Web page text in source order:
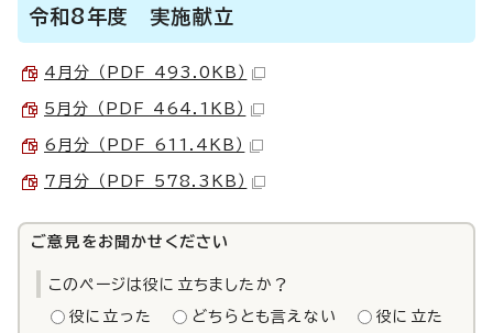
令和8年度 実施献立
4月分 （PDF 493.0KB）
5月分 （PDF 464.1KB）
6月分 （PDF 611.4KB）
7月分 （PDF 578.3KB）
ご意見をお聞かせください
このページは役に立ちましたか？
役に立った どちらとも言えない
役に立た